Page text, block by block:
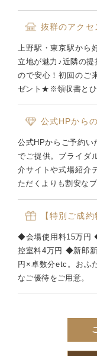
抜群のアクセ
上野駅・東京駅から
立地が魅力♪近隣の
ので安心！初回のご
ゼント★※領収書とひ
公式HPから
公式HPからご予約い
でご提供。ブライダ
介サイトや式場紹介
ただくよりも割安な
【特別ご成
◆会場使用料15万円
控室料4万円 ◆新郎
円×卓数分etc。おふ
なご優待をご用意。